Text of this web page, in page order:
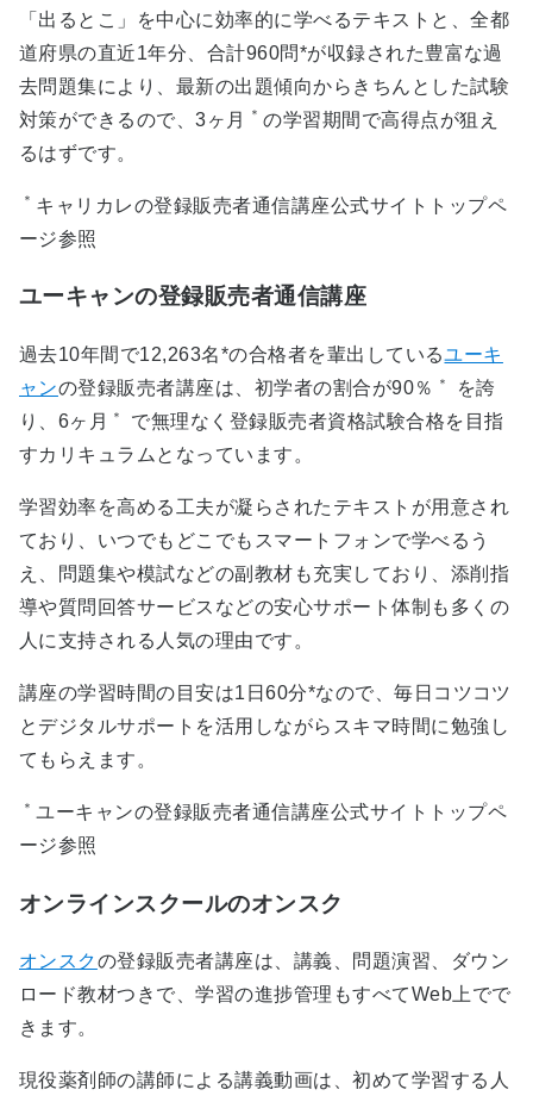
「出るとこ」を中心に効率的に学べるテキストと、全都
道府県の直近1年分、合計960問*が収録された豊富な過
去問題集により、最新の出題傾向からきちんとした試験
対策ができるので、3ヶ月
＊ の学習期間で高得点が狙え
るはずです。
＊ キャリカレの登録販売者通信講座公式サイトトップペ
ージ参照
ユーキャンの登録販売者通信講座
過去10年間で12,263名*の合格者を輩出しているユーキ
ャンの登録販売者講座は、初学者の割合が90％ ＊
を誇
り、6ヶ月
＊
で無理なく登録販売者資格試験合格を目指
すカリキュラムとなっています。
学習効率を高める工夫が凝らされたテキストが用意され
ており、いつでもどこでもスマートフォンで学べるう
え、問題集や模試などの副教材も充実しており、添削指
導や質問回答サービスなどの安心サポート体制も多くの
人に支持される人気の理由です。
講座の学習時間の目安は1日60分*なので、毎日コツコツ
とデジタルサポートを活用しながらスキマ時間に勉強し
てもらえます。
＊ ユーキャンの登録販売者通信講座公式サイトトップペ
ージ参照
オンラインスクールのオンスク
オンスクの登録販売者講座は、講義、問題演習、ダウン
ロード教材つきで、学習の進捗管理もすべてWeb上でで
きます。
現役薬剤師の講師による講義動画は、初めて学習する人